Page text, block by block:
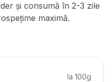
și consumă în 2-3 zile
maximă.
la 100g